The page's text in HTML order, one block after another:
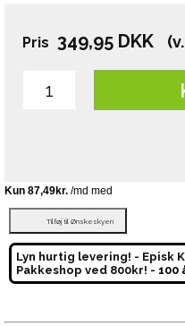
Pris 349,95 DKK
Tilføj til Ønskeskyen
Lyn hurtig levering! - Episk
Pakkeshop ved 800kr! - 100